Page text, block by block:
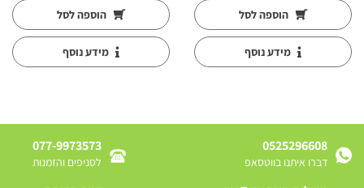
הוספה לסל
מידע נוסף
הוספה לסל
מידע נוסף
0525296608
דברו איתנו בווטסאפ
077-9973573
לסניפים והזמנות